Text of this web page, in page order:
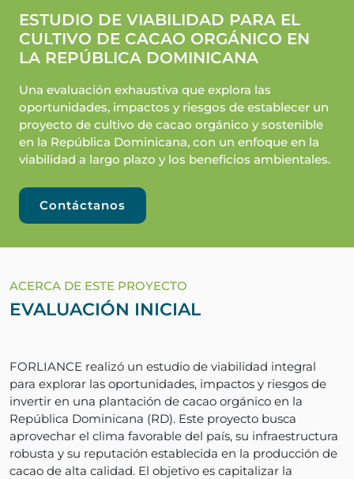
ESTUDIO DE VIABILIDAD PARA EL
CULTIVO DE CACAO ORGÁNICO EN
LA REPÚBLICA DOMINICANA
Una evaluación exhaustiva que explora las
oportunidades, impactos y riesgos de establecer un
proyecto de cultivo de cacao orgánico y sostenible
en la República Dominicana, con un enfoque en la
viabilidad a largo plazo y los beneficios ambientales.
Contáctanos
ACERCA DE ESTE PROYECTO
EVALUACIÓN INICIAL
FORLIANCE realizó un estudio de viabilidad integral
para explorar las oportunidades, impactos y riesgos de
invertir en una plantación de cacao orgánico en la
República Dominicana (RD). Este proyecto busca
aprovechar el clima favorable del país, su infraestructura
robusta y su reputación establecida en la producción de
cacao de alta calidad. El objetivo es capitalizar la